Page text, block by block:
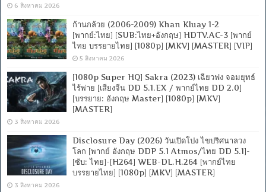
6 สิงหาคม 2026
ก้านกล้วย (2006-2009) Khan Kluay 1-2
[พากย์:ไทย] [SUB:ไทย+อังกฤษ] HDTV.AC-3 [พากย์
ไทย บรรยายไทย] [1080p] [MKV] [MASTER] [VIP]
5 สิงหาคม 2026
[1080p Super HQ] Sakra (2023) เฉียวฟง จอมยุทธ์
ไร้พ่าย [เสียงจีน DD 5.1.EX / พากย์ไทย DD 2.0]
[บรรยาย: อังกฤษ Master] [1080p] [MKV]
[MASTER]
3 สิงหาคม 2026
Disclosure Day (2026) วันเปิดโปง ไขปริศนาลวง
โลก [พากย์ อังกฤษ DDP 5.1 Atmos/ไทย DD 5.1]-
[ซับ: ไทย]-[H264] WEB-DL.H.264 [พากย์ไทย
บรรยายไทย] [1080p] [MKV] [MASTER]
3 สิงหาคม 2026